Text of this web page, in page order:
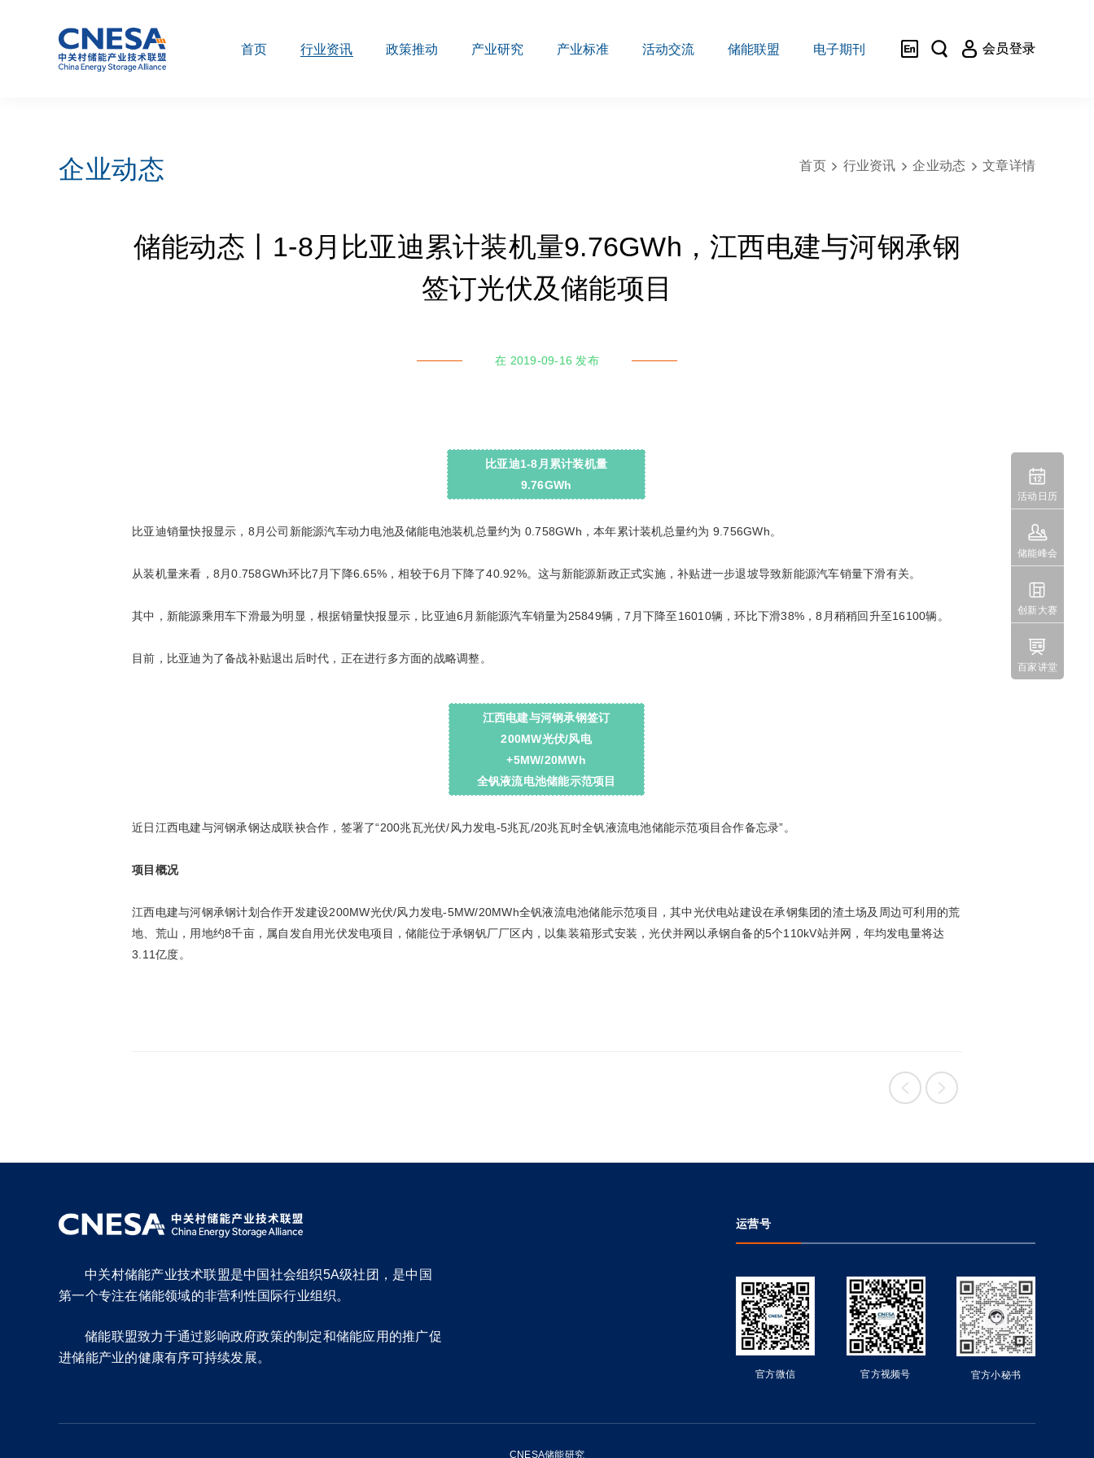
首页 行业资讯 政策推动 产业研究 产业标准 活动交流 储能联盟 电子期刊  会员登录



活动日历

储能峰会

创新大赛

百家讲堂
企业动态 首页  行业资讯  企业动态  文章详情
储能动态丨1-8月比亚迪累计装机量9.76GWh，江西电建与河钢承钢
签订光伏及储能项目
在 2019-09-16 发布
比亚迪1-8月累计装机量
9.76GWh
比亚迪销量快报显示，8月公司新能源汽车动力电池及储能电池装机总量约为 0.758GWh，本年累计装机总量约为 9.756GWh。
从装机量来看，8月0.758GWh环比7月下降6.65%，相较于6月下降了40.92%。这与新能源新政正式实施，补贴进一步退坡导致新能源汽车销量下滑有关。
其中，新能源乘用车下滑最为明显，根据销量快报显示，比亚迪6月新能源汽车销量为25849辆，7月下降至16010辆，环比下滑38%，8月稍稍回升至16100辆。
目前，比亚迪为了备战补贴退出后时代，正在进行多方面的战略调整。
江西电建与河钢承钢签订
200MW光伏/风电
+5MW/20MWh
全钒液流电池储能示范项目
近日江西电建与河钢承钢达成联袂合作，签署了“200兆瓦光伏/风力发电-5兆瓦/20兆瓦时全钒液流电池储能示范项目合作备忘录”。
项目概况
江西电建与河钢承钢计划合作开发建设200MW光伏/风力发电-5MW/20MWh全钒液流电池储能示范项目，其中光伏电站建设在承钢集团的渣土场及周边可利用的荒
地、荒山，用地约8千亩，属自发自用光伏发电项目，储能位于承钢钒厂厂区内，以集装箱形式安装，光伏并网以承钢自备的5个110kV站并网，年均发电量将达
3.11亿度。
 
中关村储能产业技术联盟是中国社会组织5A级社团，是中国
第一个专注在储能领域的非营利性国际行业组织。
储能联盟致力于通过影响政府政策的制定和储能应用的推广促
进储能产业的健康有序可持续发展。
运营号
官方微信 官方视频号 官方小秘书
CNESA储能研究